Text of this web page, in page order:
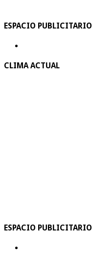
ESPACIO PUBLICITARIO
CLIMA ACTUAL
ESPACIO PUBLICITARIO